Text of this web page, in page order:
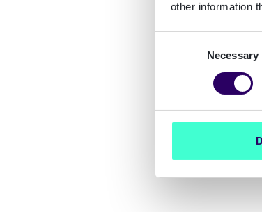
other information
Necessary